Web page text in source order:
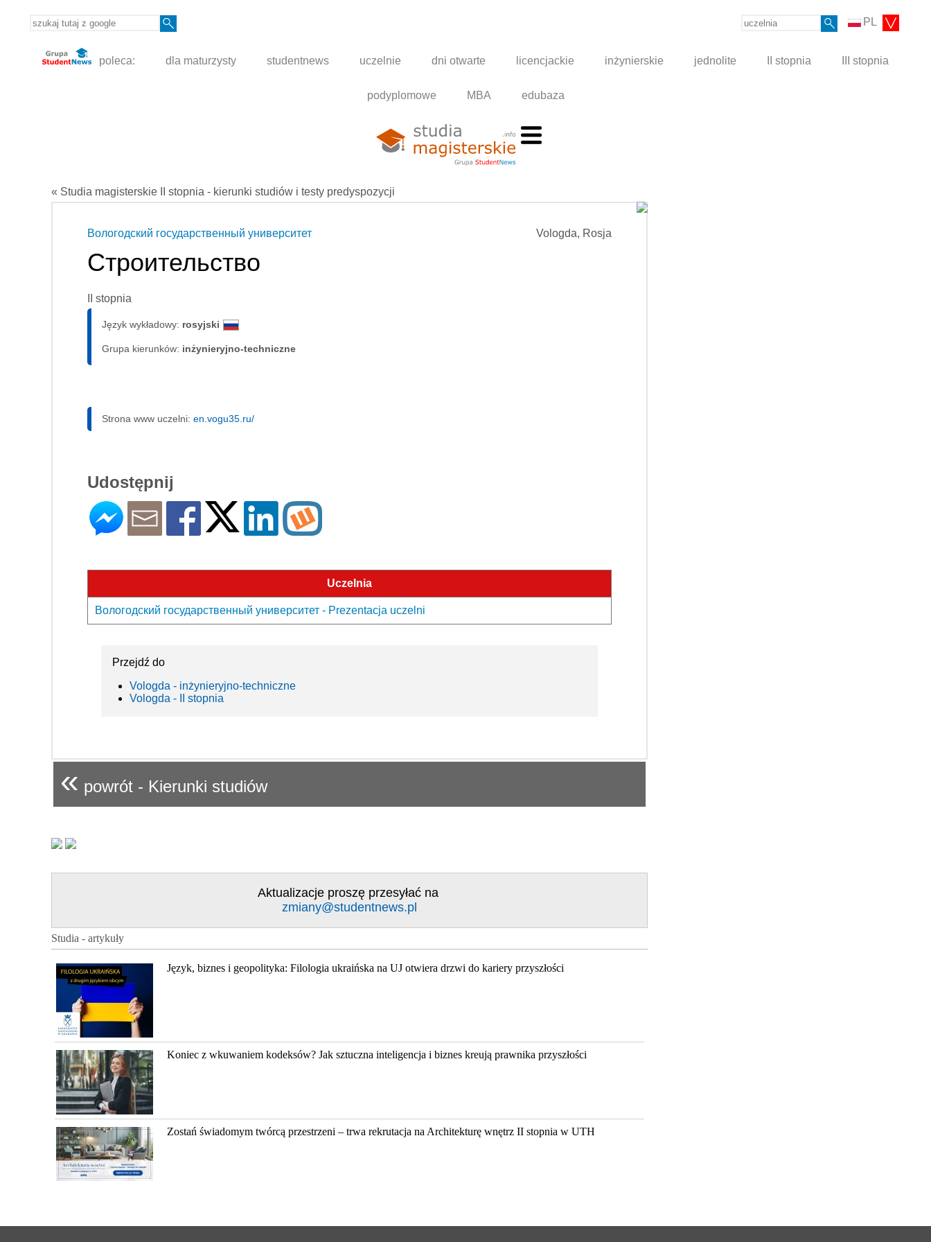
PL
poleca: dla maturzysty studentnews uczelnie dni otwarte licencjackie inżynierskie jednolite II stopnia III stopnia
podyplomowe MBA edubaza
« Studia magisterskie II stopnia - kierunki studiów i testy predyspozycji
Vologda, Rosja
Вологодский государственный университет
Строительство
II stopnia
Język wykładowy: rosyjski
Grupa kierunków: inżynieryjno-techniczne
Strona www uczelni: en.vogu35.ru/
Udostępnij
Uczelnia
Вологодский государственный университет - Prezentacja uczelni
Przejdź do
Vologda - inżynieryjno-techniczne
Vologda - II stopnia
« powrót - Kierunki studiów
Aktualizacje proszę przesyłać na
zmiany@studentnews.pl
Studia - artykuły
Język, biznes i geopolityka: Filologia ukraińska na UJ otwiera drzwi do kariery przyszłości
Koniec z wkuwaniem kodeksów? Jak sztuczna inteligencja i biznes kreują prawnika przyszłości
Zostań świadomym twórcą przestrzeni – trwa rekrutacja na Architekturę wnętrz II stopnia w UTH